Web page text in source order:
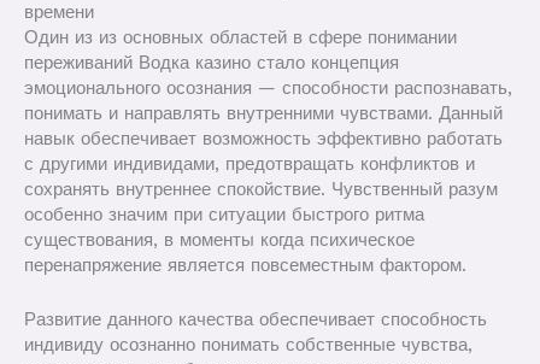
времени
Один из из основных областей в сфере понимании
переживаний Водка казино стало концепция
эмоционального осознания — способности распознавать,
понимать и направлять внутренними чувствами. Данный
навык обеспечивает возможность эффективно работать
с другими индивидами, предотвращать конфликтов и
сохранять внутреннее спокойствие. Чувственный разум
особенно значим при ситуации быстрого ритма
существования, в моменты когда психическое
перенапряжение является повсеместным фактором.
Развитие данного качества обеспечивает способность
индивиду осознанно понимать собственные чувства,